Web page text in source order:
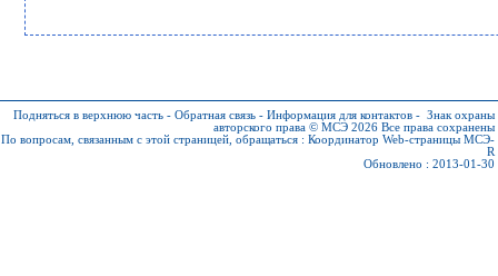
Подняться в верхнюю часть - Обратная связь - Информация для контактов - Знак охраны
авторского права © МСЭ 2026 Все права сохранены
По вопросам, связанным с этой страницей, обращаться : Координатор Web-страницы МСЭ-
R
Обновлено : 2013-01-30